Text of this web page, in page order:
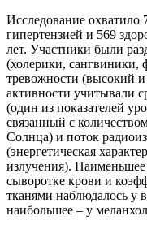
Исследование охватило
гипертензией и 569
лет. Участники были
(холерики, сангвиники,
тревожности (высокий
активности учитывали
(один из показателей
связанный с
Солнца) и поток
(энергетическая
излучения).
сыворотке крови и
тканями наблюдалось у
наибольшее – у